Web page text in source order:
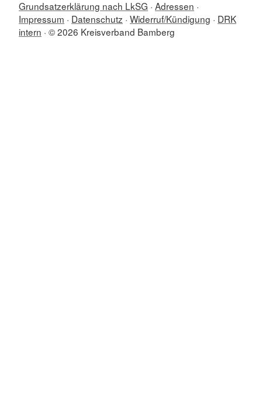
Grundsatzerklärung nach LkSG Adressen
Impressum
Datenschutz Widerruf/Kündigung
DRK
intern © 2026 Kreisverband Bamberg